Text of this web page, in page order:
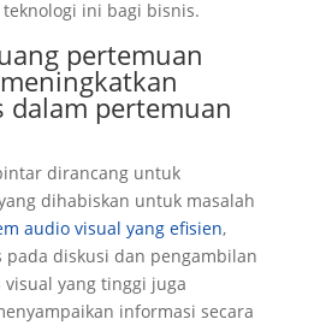
ini bagi bisnis.
pertemuan
pertemuan
dirancang untuk
dihabiskan untuk masalah
audio visual yang efisien,
pada diskusi dan pengambilan
yang tinggi juga
informasi secara